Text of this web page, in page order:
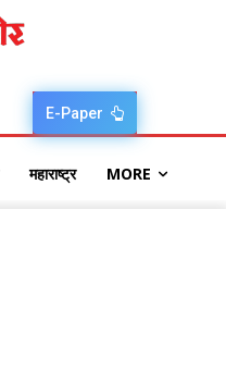
E-Paper
महाराष्ट्र MORE